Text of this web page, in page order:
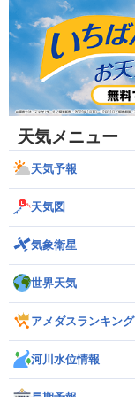
天気メニュー
天気予報
天気図
気象衛星
世界天気
アメダスランキング
河川水位情報